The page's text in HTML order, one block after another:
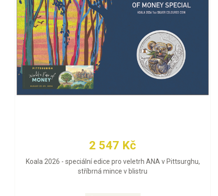
2 547 Kč
Koala 2026 - speciální edice pro veletrh ANA v Pittsurghu,
stříbrná mince v blistru